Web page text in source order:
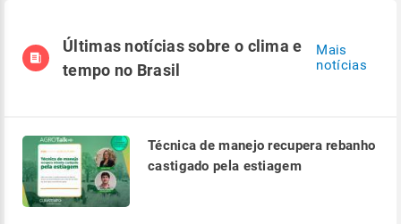
Últimas notícias sobre o clima e
tempo no Brasil
Mais
notícias
Técnica de manejo recupera rebanho
castigado pela estiagem